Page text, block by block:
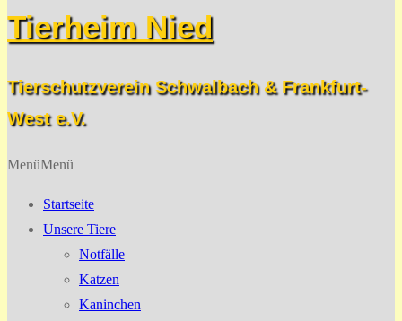
Tierheim Nied
Tierschutzverein Schwalbach & Frankfurt-
West e.V.
MenüMenü
Startseite
Unsere Tiere
Notfälle
Katzen
Kaninchen